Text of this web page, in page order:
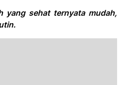
yang sehat ternyata mudah,